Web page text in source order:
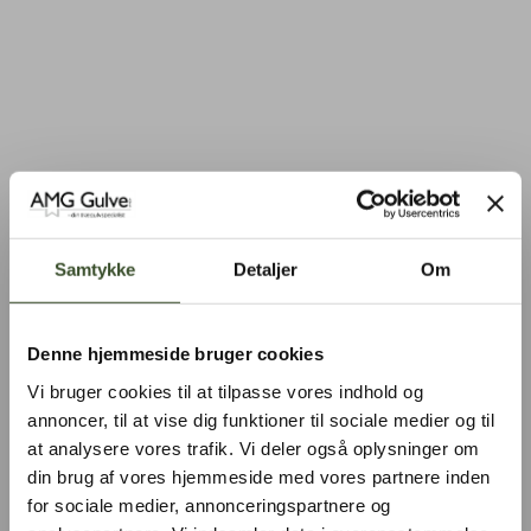
Samtykke Detaljer Om
Denne hjemmeside bruger cookies
Vi bruger cookies til at tilpasse vores indhold og
annoncer, til at vise dig funktioner til sociale medier og til
at analysere vores trafik. Vi deler også oplysninger om
din brug af vores hjemmeside med vores partnere inden
for sociale medier, annonceringspartnere og